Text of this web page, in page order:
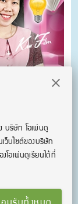
วข้อสอบแบบจัด
รูปแบบใหม่
บริษัท โอเพ่นดู
ว็บไซต์ของบริษัท
อเพ่นดูเรียนได้ที่